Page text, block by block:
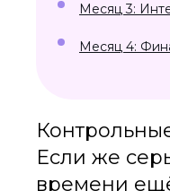
Месяц 3:
Месяц 4:
Если же
времени